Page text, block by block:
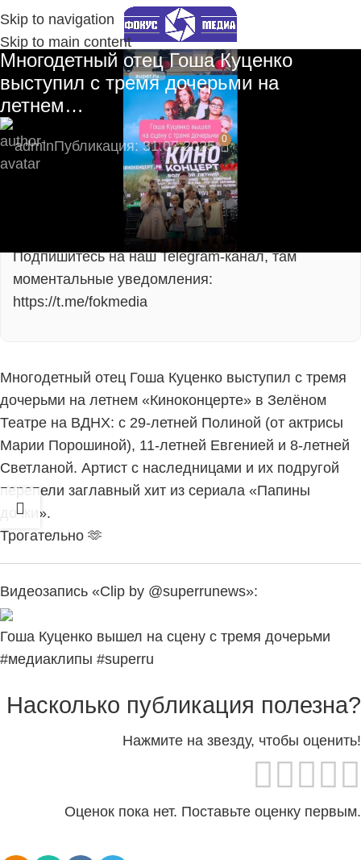
Skip to navigation
Skip to main content
Многодетный отец Гоша Куценко
выступил с тремя дочерьми на
летнем…
adminПубликация: 31.07.2025 0
🔥 Пока нас мало — вы сможете напрямую
влиять на развитие сообщества!
Подпишитесь на наш Telegram-канал, там
моментальные уведомления:
https://t.me/fokmedia
Многодетный отец Гоша Куценко выступил с тремя
дочерьми на летнем «Киноконцерте» в Зелёном
Театре на ВДНХ: с 29-летней Полиной (от актрисы
Марии Порошиной), 11-летней Евгенией и 8-летней
Светланой. Артист с наследницами и их подругой
перепели заглавный хит из сериала «Папины
дочки».
Трогательно 🫶
Видеозапись «Clip by @superrunews»:
Гоша Куценко вышел на сцену с тремя дочерьми
#медиаклипы #superru
Насколько публикация полезна?
Нажмите на звезду, чтобы оценить!
Оценок пока нет. Поставьте оценку первым.